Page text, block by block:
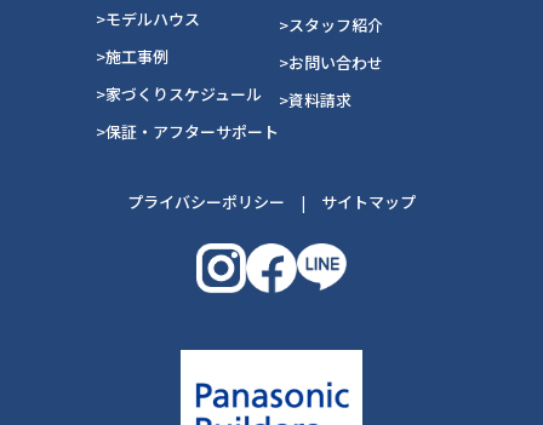
>モデルハウス
>施工事例
>家づくりスケジュール
>保証・アフターサポート
>スタッフ紹介
>お問い合わせ
>資料請求
プライバシーポリシー | サイトマップ